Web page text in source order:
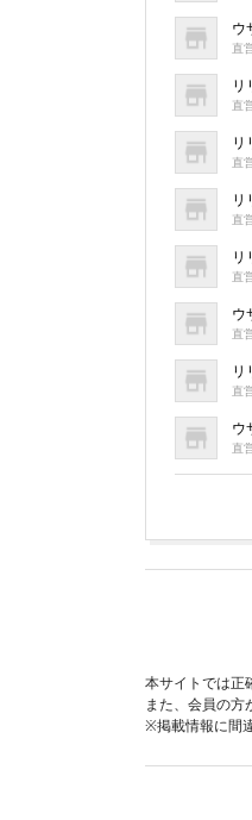
ウ
直
リ
直
リ
直
リ
直
リ
直
ウ
直
リ
直
ウ
直
本サイトでは正
また、会員の方
※掲載情報に間